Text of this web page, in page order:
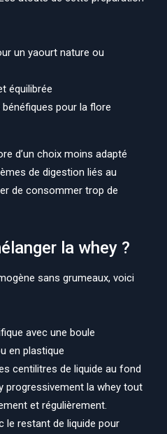
un yaourt nature ou
équilibrée
pour la flore
d’un choix moins adapté
de digestion liés au
de consommer trop de
la whey ?
sans grumeaux, voici
avec une boule
en plastique
centilitres de liquide au fond
progressivement la whey tout
et régulièrement.
le restant de liquide pour